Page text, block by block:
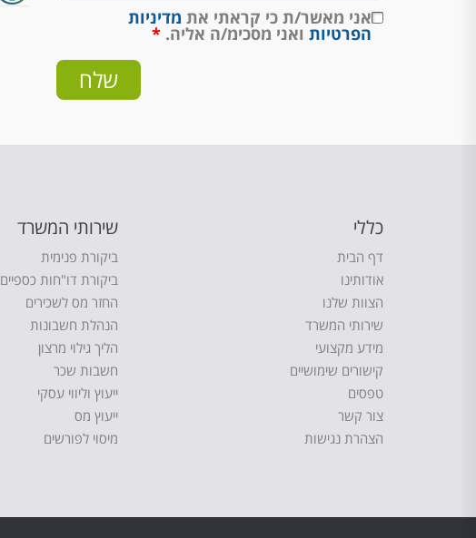
אני מאשר/ת כי קראתי את מדיניות
הפרטיות ואני מסכימ/ה אליה.*
כללי
דף הבית
אודותינו
הצוות שלנו
שירותי המשרד
מידע מקצועי
קישורים שימושיים
טפסים
צור קשר
הצהרת נגישות
שירותי המשרד
ביקורת פנימית
ביקורת דו"חות כספיים
החזר מס לשכירים
הנהלת חשבונות
הליך גילוי מרצון
חשבות שכר
ייעוץ וליווי עסקי
ייעוץ מס
מיסוי לפורשים